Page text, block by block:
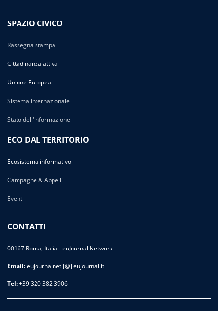
SPAZIO CIVICO
Rassegna stampa
Cittadinanza attiva
Unione Europea
Sistema internazionale
Stato dell'informazione
ECO DAL TERRITORIO
Ecosistema informativo
Campagne & Appelli
Eventi
CONTATTI
00167 Roma, Italia - euJournal Network
Email:eujournalnet [@] eujournal.it
Tel:+39 320 382 3906